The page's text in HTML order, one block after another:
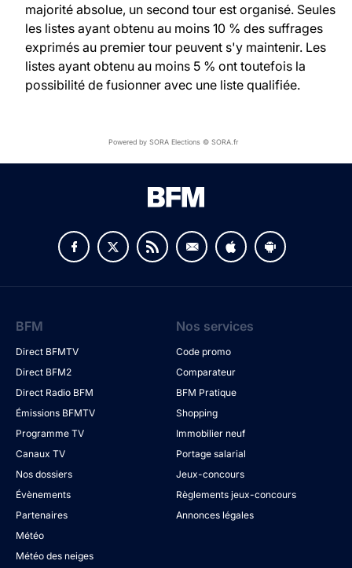
majorité absolue, un second tour est organisé. Seules
les listes ayant obtenu au moins 10 % des suffrages
exprimés au premier tour peuvent s'y maintenir. Les
listes ayant obtenu au moins 5 % ont toutefois la
possibilité de fusionner avec une liste qualifiée.
Powered by SORA Elections © SORA.fr
BFM
Direct BFMTV
Direct BFM2
Direct Radio BFM
Émissions BFMTV
Programme TV
Canaux TV
Nos dossiers
Évènements
Partenaires
Météo
Météo des neiges
Nos services
Code promo
Comparateur
BFM Pratique
Shopping
Immobilier neuf
Portage salarial
Jeux-concours
Règlements jeux-concours
Annonces légales